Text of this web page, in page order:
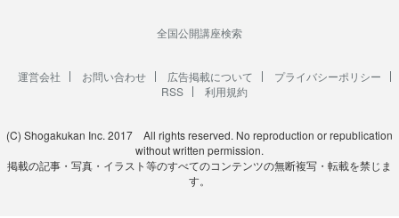
全国公開講座検索
運営会社 お問い合わせ 広告掲載について
プライバシーポリシー
RSS
利用規約
(C) Shogakukan Inc. 2017 All rights reserved. No reproduction or republication
without written permission.
掲載の記事・写真・イラスト等のすべてのコンテンツの無断複写・転載を禁じま
す。